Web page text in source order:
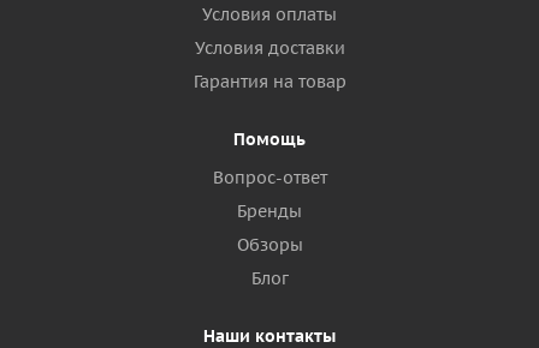
Условия оплаты
Условия доставки
Гарантия на товар
Помощь
Вопрос-ответ
Бренды
Обзоры
Блог
Наши контакты